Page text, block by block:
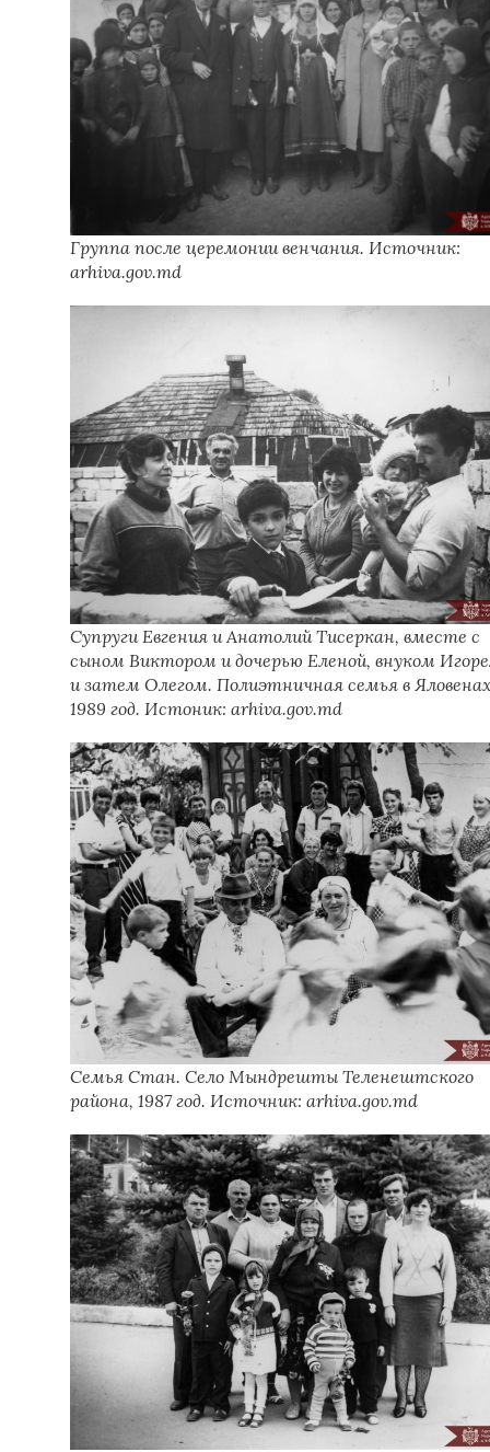
Группа после церемонии венчания. Источник:
arhiva.gov.md
Супруги Евгения и Анатолий Тисеркан, вместе с
сыном Виктором и дочерью Еленой, внуком
и затем Олегом. Полиэтничная семья в
1989 год. Истоник: arhiva.gov.md
Семья Стан. Село Мындрешты Теленештского
района, 1987 год. Источник: arhiva.gov.md